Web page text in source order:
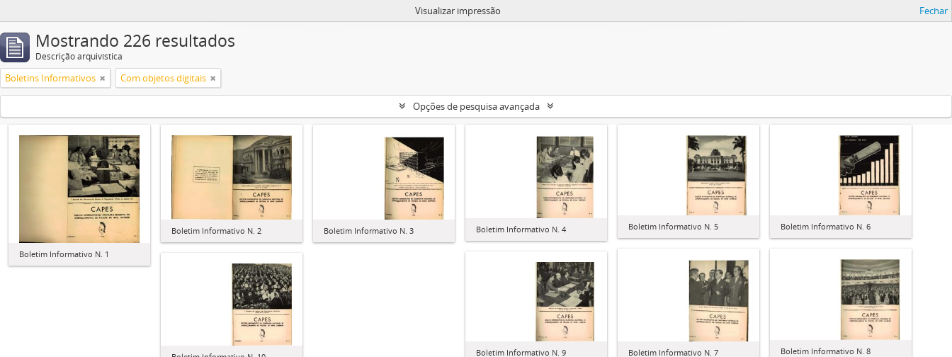
Visualizar impressão Fechar
Mostrando 226 resultados
Descrição arquivística
Boletins Informativos Com objetos digitais
Opções de pesquisa avançada
Boletim Informativo N. 1
Boletim Informativo N. 2 Boletim Informativo N. 3 Boletim Informativo N. 4 Boletim Informativo N. 5 Boletim Informativo N. 6
Boletim Informativo N. 7 Boletim Informativo N. 8
Boletim Informativo N. 9